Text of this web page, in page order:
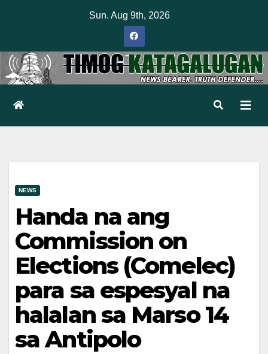
Sun. Aug 9th, 2026
NEWS
Handa na ang
Commission on
Elections (Comelec)
para sa espesyal na
halalan sa Marso 14
sa Antipolo